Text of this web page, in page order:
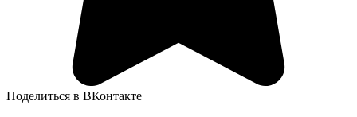
Поделиться в ВКонтакте